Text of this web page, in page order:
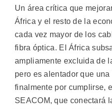
Un área crítica que
África y el resto de la
cada vez mayor de los
fibra óptica. El África
ampliamente excluida de
pero es alentador que
finalmente por cumplirse,
SEACOM, que conectará